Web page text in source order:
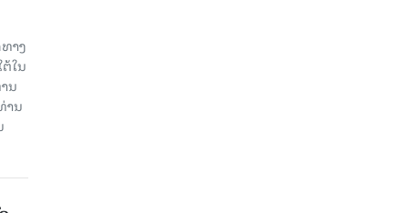
າງ
ໃນ
ນ
ານ